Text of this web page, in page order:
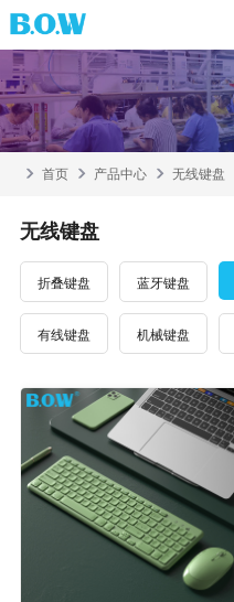
首页 产品中心 无线键盘
无线键盘
折叠键盘 蓝牙键盘
有线键盘 机械键盘